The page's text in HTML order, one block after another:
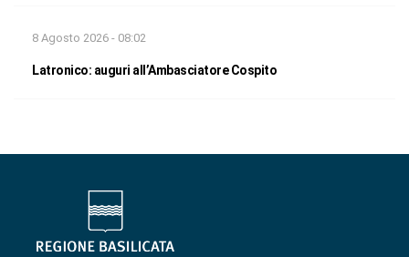
8 Agosto 2026 - 08:02
Latronico: auguri all’Ambasciatore Cospito